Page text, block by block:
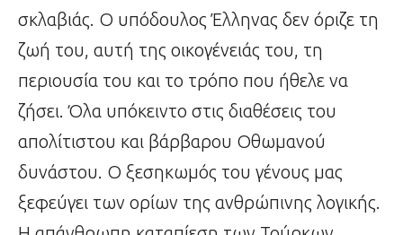
σκλαβιάς. Ο υπόδουλος Έλληνας δεν όριζε τη
ζωή του, αυτή της οικογένειάς του, τη
περιουσία του και το τρόπο που ήθελε να
ζήσει. Όλα υπόκειντο στις διαθέσεις του
απολίτιστου και βάρβαρου Οθωμανού
δυνάστου. Ο ξεσηκωμός του γένους μας
ξεφεύγει των ορίων της ανθρώπινης λογικής.